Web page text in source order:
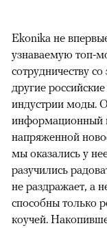
Ekonika не
узнаваемую топ-
сотрудничеству
другие
индустрии моды.
информационный
напряженной
мы оказались у
разучились
не раздражает, а
способны только
коучей.